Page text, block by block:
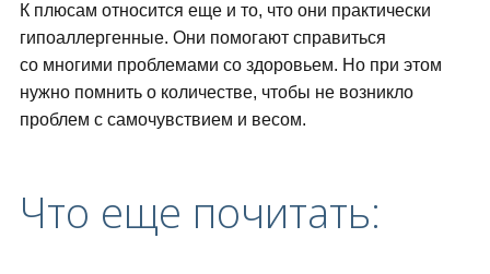
К плюсам относится еще и то, что они практически
гипоаллергенные. Они помогают справиться
со многими проблемами со здоровьем. Но при этом
нужно помнить о количестве, чтобы не возникло
проблем с самочувствием и весом.
Что еще почитать: